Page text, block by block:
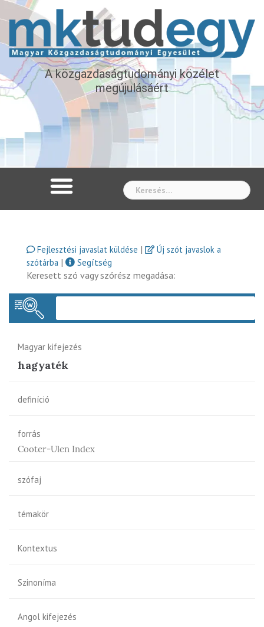
A közgazdaságtudományi közélet
megújulásáért
Fejlesztési javaslat küldése |
Új szót javaslok a
szótárba |
Segítség
Keresett szó vagy szórész megadása:
Magyar kifejezés
hagyaték
definíció
forrás
Cooter-Ulen Index
szófaj
témakör
Kontextus
Szinoníma
Angol kifejezés